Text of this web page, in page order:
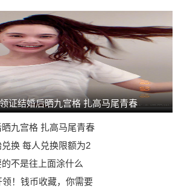
证结婚后晒九宫格 扎高马尾青春
九宫格 扎高马尾青春
换 每人兑换限额为2
不是往上面涂什么
！钱币收藏，你需要